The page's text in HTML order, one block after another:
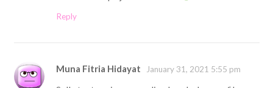
Reply
Muna Fitria Hidayat January 31, 2021 5:55 pm